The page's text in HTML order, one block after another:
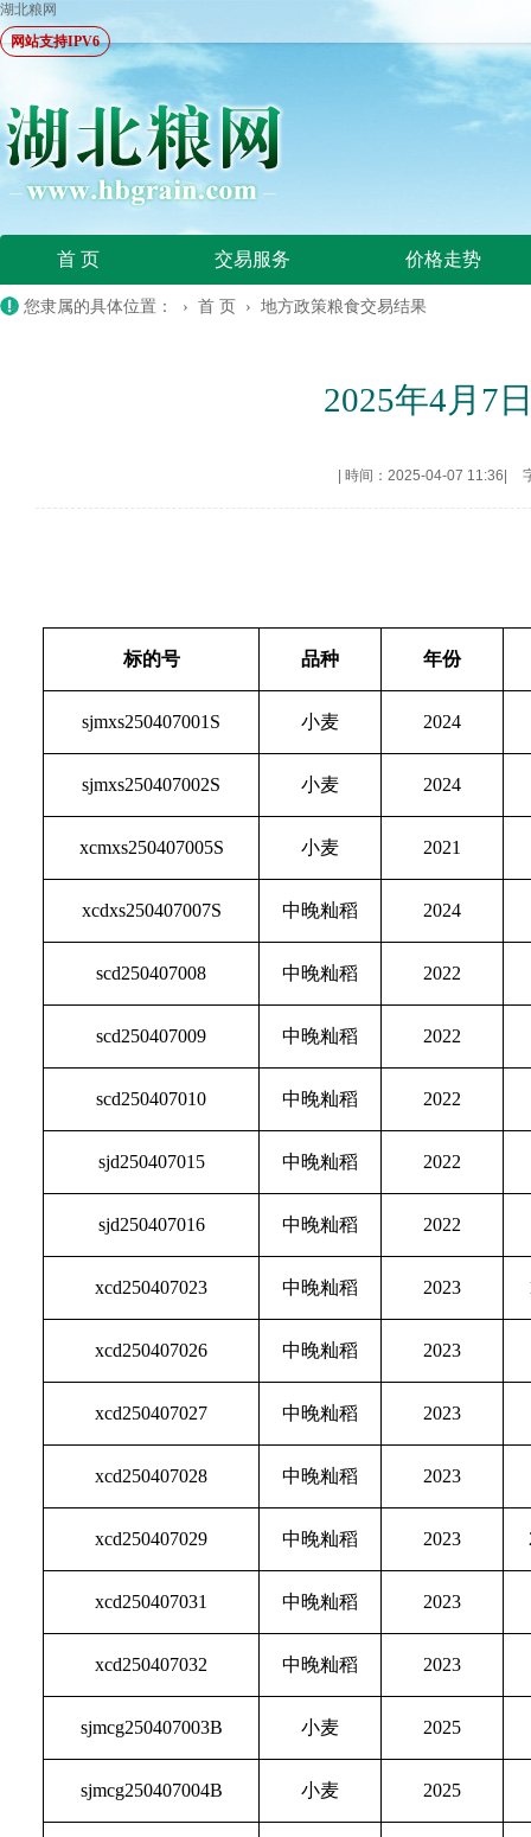
湖北粮网
网站支持IPV6
首 页 交易服务 价格走势
您隶属的具体位置： › 首 页 › 地方政策粮食交易结果
2025年4月7
時间：2025-04-07 11:36
标的号 品种 年份
sjmxs250407001S 小麦 2024
sjmxs250407002S 小麦 2024
xcmxs250407005S 小麦 2021
xcdxs250407007S 中晚籼稻 2024
scd250407008 中晚籼稻 2022
scd250407009 中晚籼稻 2022
scd250407010 中晚籼稻 2022
sjd250407015 中晚籼稻 2022
sjd250407016 中晚籼稻 2022
xcd250407023 中晚籼稻 2023
xcd250407026 中晚籼稻 2023
xcd250407027 中晚籼稻 2023
xcd250407028 中晚籼稻 2023
xcd250407029 中晚籼稻 2023
xcd250407031 中晚籼稻 2023
xcd250407032 中晚籼稻 2023
sjmcg250407003B 小麦 2025
sjmcg250407004B 小麦 2025